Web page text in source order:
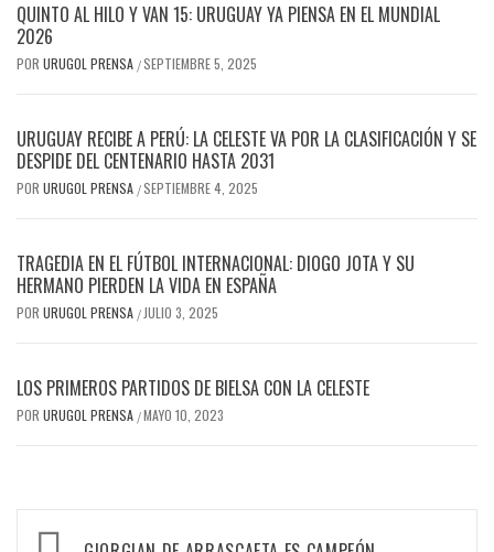
QUINTO AL HILO Y VAN 15: URUGUAY YA PIENSA EN EL MUNDIAL
2026
POR URUGOL PRENSA /SEPTIEMBRE 5, 2025
URUGUAY RECIBE A PERÚ: LA CELESTE VA POR LA CLASIFICACIÓN Y SE
DESPIDE DEL CENTENARIO HASTA 2031
POR URUGOL PRENSA /SEPTIEMBRE 4, 2025
TRAGEDIA EN EL FÚTBOL INTERNACIONAL: DIOGO JOTA Y SU
HERMANO PIERDEN LA VIDA EN ESPAÑA
POR URUGOL PRENSA / JULIO 3, 2025
LOS PRIMEROS PARTIDOS DE BIELSA CON LA CELESTE
POR URUGOL PRENSA /MAYO 10, 2023
Navegación